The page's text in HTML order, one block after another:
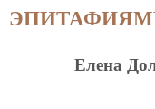
Елена